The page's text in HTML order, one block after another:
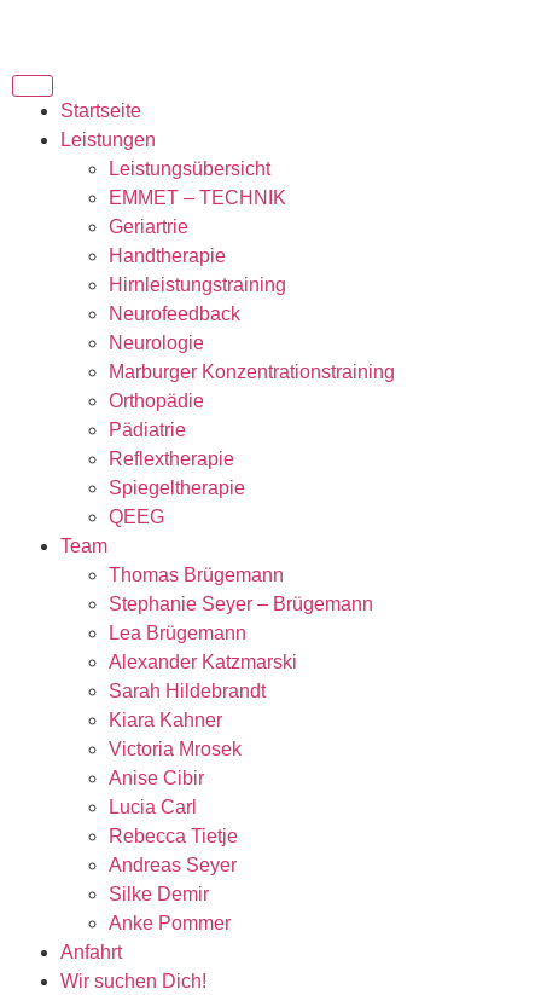
Startseite
Leistungen
Leistungsübersicht
EMMET – TECHNIK
Geriartrie
Handtherapie
Hirnleistungstraining
Neurofeedback
Neurologie
Marburger Konzentrationstraining
Orthopädie
Pädiatrie
Reflextherapie
Spiegeltherapie
QEEG
Team
Thomas Brügemann
Stephanie Seyer – Brügemann
Lea Brügemann
Alexander Katzmarski
Sarah Hildebrandt
Kiara Kahner
Victoria Mrosek
Anise Cibir
Lucia Carl
Rebecca Tietje
Andreas Seyer
Silke Demir
Anke Pommer
Anfahrt
Wir suchen Dich!